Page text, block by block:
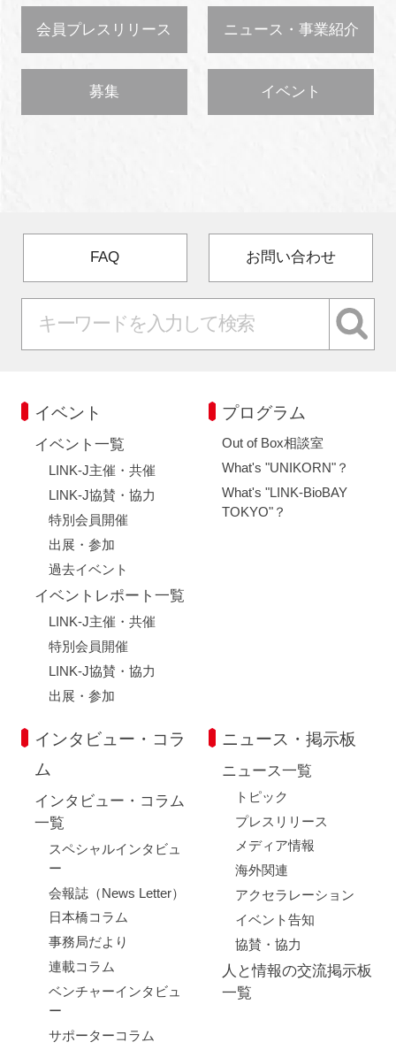
会員プレスリリース ニュース・事業紹介
募集 イベント
FAQ お問い合わせ
イベント
イベント一覧
LINK-J主催・共催
LINK-J協賛・協力
特別会員開催
出展・参加
過去イベント
イベントレポート一覧
LINK-J主催・共催
特別会員開催
LINK-J協賛・協力
出展・参加
プログラム
Out of Box相談室
What's "UNIKORN"？
What's "LINK-BioBAY
TOKYO"？
インタビュー・コラ
ム
インタビュー・コラム
一覧
スペシャルインタビュ
ー
会報誌（News Letter）
日本橋コラム
事務局だより
連載コラム
ベンチャーインタビュ
ー
サポーターコラム
ニュース・掲示板
ニュース一覧
トピック
プレスリリース
メディア情報
海外関連
アクセラレーション
イベント告知
協賛・協力
人と情報の交流掲示板
一覧